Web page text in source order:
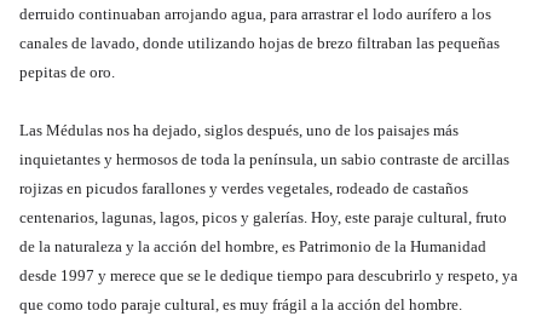
derruido continuaban arrojando agua, para arrastrar el lodo aurífero a los
canales de lavado, donde utilizando hojas de brezo filtraban las pequeñas
pepitas de oro.
Las Médulas nos ha dejado, siglos después, uno de los paisajes más
inquietantes y hermosos de toda la península, un sabio contraste de arcillas
rojizas en picudos farallones y verdes vegetales, rodeado de castaños
centenarios, lagunas, lagos, picos y galerías. Hoy, este paraje cultural, fruto
de la naturaleza y la acción del hombre, es Patrimonio de la Humanidad
desde 1997 y merece que se le dedique tiempo para descubrirlo y respeto, ya
que como todo paraje cultural, es muy frágil a la acción del hombre.